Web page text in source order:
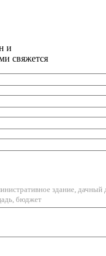
и
свяжется
здание,
бюджет